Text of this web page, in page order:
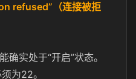
refused”（连接被拒
确实处于“开启”状态。
为22。